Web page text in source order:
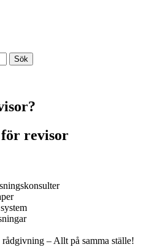
Sök
för revisor
– Allt på samma ställe!